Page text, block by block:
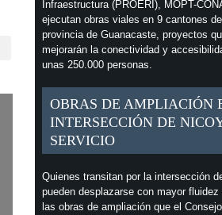
Infraestructura (PROERI), MOPT-
ejecutan obras viales en 9 cantones
provincia de Guanacaste, proyectos
mejorarán la conectividad y
unas 250.000 personas.
OBRAS DE AMPLIACIÓN
INTERSECCIÓN DE
SERVICIO
Quienes transitan por la intersección
pueden desplazarse con mayor fluidez
las obras de ampliación que el